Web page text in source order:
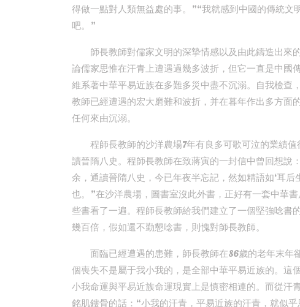
得做一點對人類無益處的事。”“我就感到中國的傳統
吧。”
師長教師對儒家文明的深摯情感以及由此鑄造出來
論儒家思惟在汗青上遭遇過幾多波折，但它一直是中國
維系著中華平易近族在多難多災中盡不沉溺。自我檢查
教師已經遭遇的宏大磨難和波折，并在暮年作出多方
任何來由沉溺。
程師長教師的沙洋農場7年有良多可歌可泣的業績
讀晉隋八史。程師長教師在致蔣寅的一封信中曾回想說
余，通讀晉隋八史，今已年夜半忘記，然如精語如‘耳后
也。”在沙洋農場，圖書室沒此外書，正好有一套中華
些書看了一遍。程師長教師給我們建立了一個堅強唸書
幾百倍，假如還不勤懇唸書，則愧對師長教師。
面臨已經遭遇的患難，師長教師在86歲的老年末
個喪失不是屬于我小我的，是全部中華平易近族的。這
小我命運與平易近族命運現實上是慎密相連的。而從
銘肌鏤骨的話：“小我的汗青，平易近族的汗青，就似